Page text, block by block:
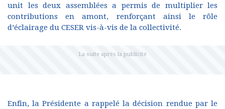
unit les deux assemblées a permis de multiplier les
contributions en amont, renforçant ainsi le rôle
d’éclairage du CESER vis-à-vis de la collectivité.
Enfin, la Présidente a rappelé la décision rendue par le